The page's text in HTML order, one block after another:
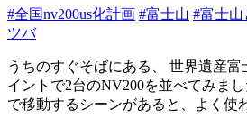
#全国nv200us化計画 #富士山 #富士山
ツバ
うちのすぐそばにある、 世界遺産
イントで2台のNV200を並べてみま
で移動するシーンがあると、よく使